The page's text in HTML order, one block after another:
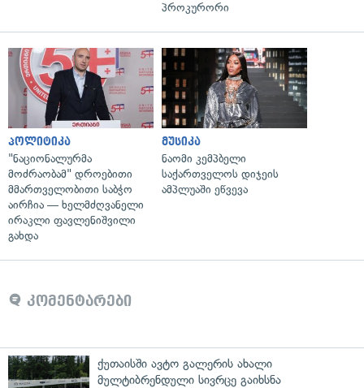
პროკურორი
პოლიტიკა
"ნაციონალურმა
მოძრაობამ" დროებითი
მმართველობითი საბჭო
აირჩია — ხელმძღვანელი
ირაკლი ფავლენიშვილი
გახდა
მუსიკა
ნაომი კემპბელი
საქართველოს დიჯეის
ამპლუაში ეწვევა
კომენტარები
ქუთაისში ავტო გალერის ახალი
მულტიბრენდული სივრცე გაიხსნა